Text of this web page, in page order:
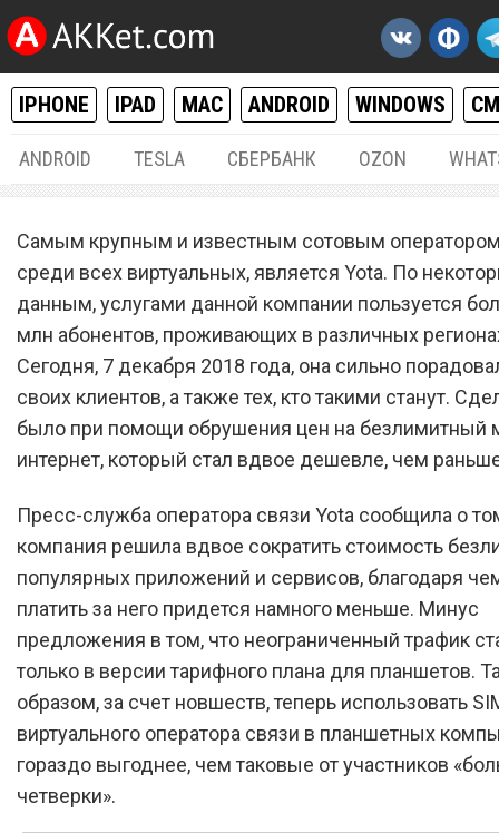
IPHONE IPAD MAC ANDROID WINDOWS
ANDROID TESLA СБЕРБАНК OZON
Сотовый оператор Yota
обрушил цены на
мобильный интернет
Самым крупным и известным сотовым
среди всех виртуальных, является Yota. По
данным, услугами данной компании пользуется
млн абонентов, проживающих в различных
Сегодня, 7 декабря 2018 года, она сильно
своих клиентов, а также тех, кто такими станут.
было при помощи обрушения цен на безлимитный
интернет, который стал вдвое дешевле, чем
Пресс-служба оператора связи Yota сообщила о
компания решила вдвое сократить стоимость
популярных приложений и сервисов, благодаря
платить за него придется намного меньше. Минус
предложения в том, что неограниченный трафик
только в версии тарифного плана для планшетов.
образом, за счет новшеств, теперь использовать
виртуального оператора связи в планшетных
гораздо выгоднее, чем таковые от участников
четверки».